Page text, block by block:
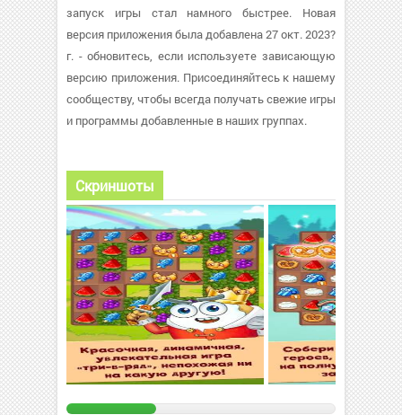
запуск игры стал намного быстрее. Новая
версия приложения была добавлена 27 окт. 2023?
г. - обновитесь, если используете зависающую
версию приложения. Присоединяйтесь к нашему
сообществу, чтобы всегда получать свежие игры
и программы добавленные в наших группах.
Скриншоты